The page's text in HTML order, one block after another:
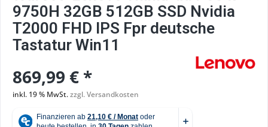
9750H 32GB 512GB SSD Nvidia
T2000 FHD IPS Fpr deutsche
Tastatur Win11
869,99 € *
inkl. 19 % MwSt.zzgl. Versandkosten